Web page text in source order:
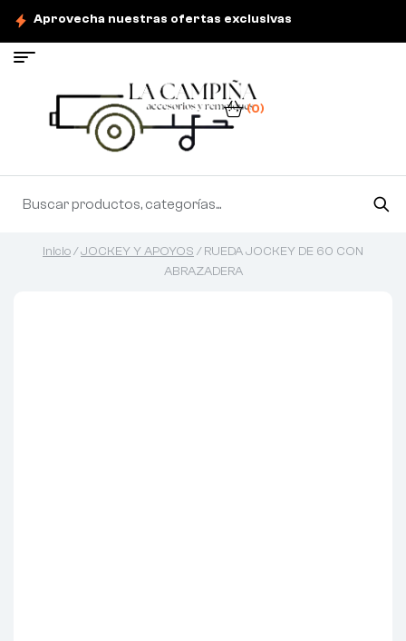
Aprovecha nuestras ofertas exclusivas
(0)
Inicio/JOCKEY Y APOYOS / RUEDA JOCKEY DE 60 CON
ABRAZADERA